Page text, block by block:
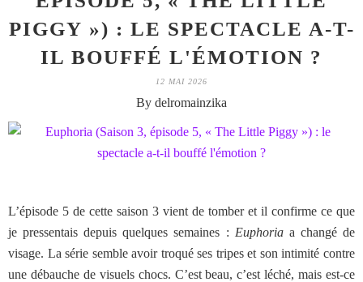
PIGGY ») : LE SPECTACLE A-T-
IL BOUFFÉ L'ÉMOTION ?
12 MAI 2026
By delromainzika
L’épisode 5 de cette saison 3 vient de tomber et il confirme ce que
je pressentais depuis quelques semaines : Euphoriaa changé de
visage. La série semble avoir troqué ses tripes et son intimité contre
une débauche de visuels chocs. C’est beau, c’est léché, mais est-ce